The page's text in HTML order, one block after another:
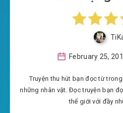
February 25,
Truyện thu hút bạn đọc từ
những nhân vật. Đọc truyện bạn
thế giới với đầy